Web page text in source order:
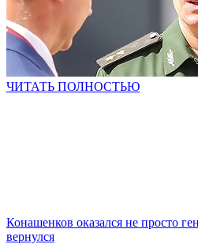
ЧИТАТЬ ПОЛНОСТЬЮ
Конашенков оказался не просто
вернулся